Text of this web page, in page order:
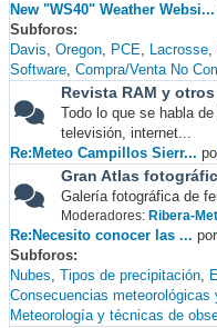
New "WS40" Weather Websi...
Subforos
Davis Oregon PCE Lacrosse
Software Compra/Venta No
Revista RAM y
Todo lo que se habla
televisión, internet...
Re:Meteo Campillos Sierr...
Gran Atlas
Galería fotográfica de
Moderadores: Ribera-Met
Re:Necesito conocer las ... por
Subforos
Nubes Tipos de precipitación
Consecuencias meteorológicas
Meteorología y técnicas de